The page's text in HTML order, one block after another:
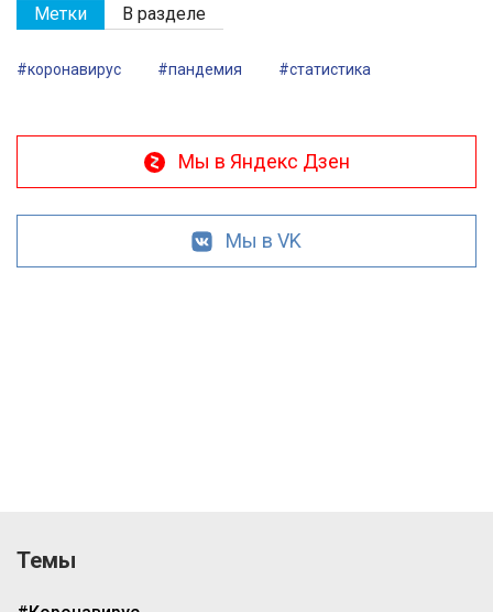
Метки В разделе
#коронавирус #пандемия #статистика
Мы в Яндекс Дзен
Мы в VK
Темы